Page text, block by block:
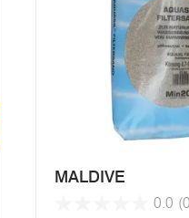
MALDIVE
0.0